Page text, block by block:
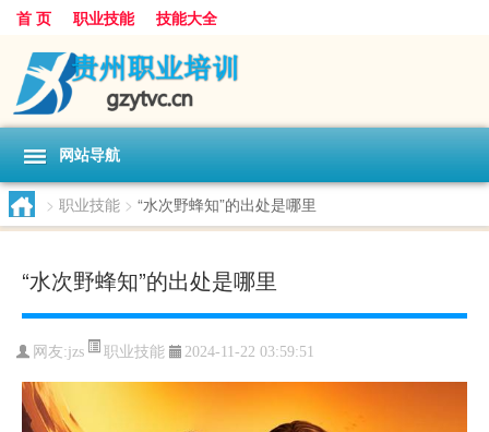
首 页 职业技能 技能大全
网站导航
> 职业技能 > “水次野蜂知”的出处是哪里
“水次野蜂知”的出处是哪里
网友:jzs 职业技能 2024-11-22 03:59:51